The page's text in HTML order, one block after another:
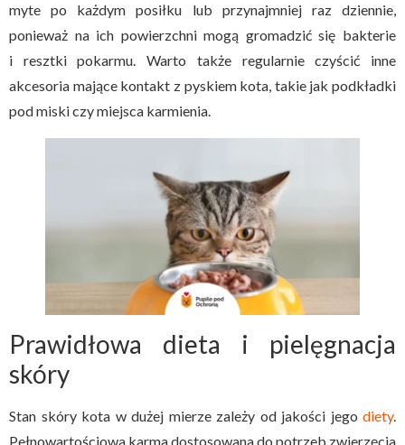
myte po każdym posiłku lub przynajmniej raz dziennie,
ponieważ na ich powierzchni mogą gromadzić się bakterie
i resztki pokarmu. Warto także regularnie czyścić inne
akcesoria mające kontakt z pyskiem kota, takie jak podkładki
pod miski czy miejsca karmienia.
Prawidłowa dieta i pielęgnacja
skóry
Stan skóry kota w dużej mierze zależy od jakości jego diety.
Pełnowartościowa karma dostosowana do potrzeb zwierzęcia